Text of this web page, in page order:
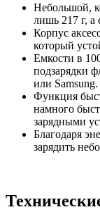
Небольшой,
лишь 217 г, а
Корпус
который
Емкости в
подзарядки
или Samsung.
Функция
намного
зарядными
Благодаря
зарядить